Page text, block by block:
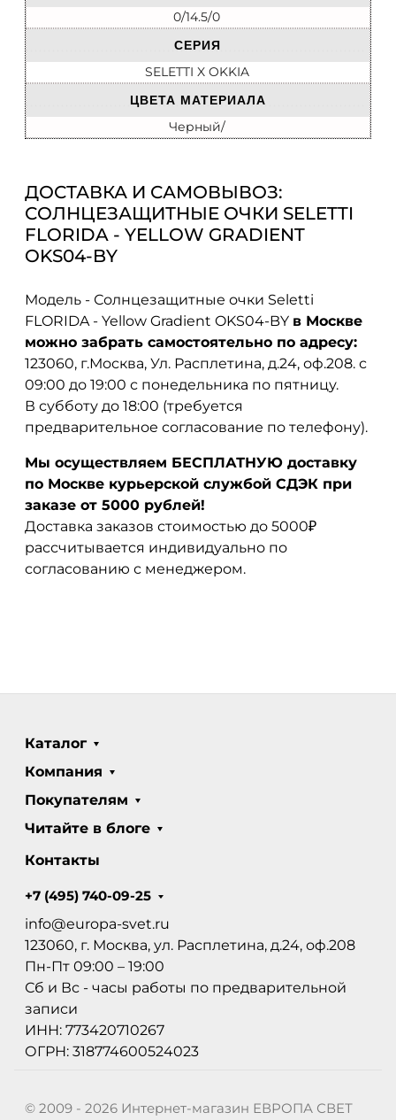
0/14.5/0
СЕРИЯ
SELETTI X OKKIA
ЦВЕТА МАТЕРИАЛА
Черный/
ДОСТАВКА И САМОВЫВОЗ:
СОЛНЦЕЗАЩИТНЫЕ ОЧКИ SELETTI
FLORIDA - YELLOW GRADIENT
OKS04-BY
Модель - Солнцезащитные очки Seletti
FLORIDA - Yellow Gradient OKS04-BY в Москве
можно забрать самостоятельно по адресу:
123060, г.Москва, Ул. Расплетина, д.24, оф.208. с
09:00 до 19:00 с понедельника по пятницу.
В субботу до 18:00 (требуется
предварительное согласование по телефону).
Мы осуществляем БЕСПЛАТНУЮ доставку
по Москве курьерской службой СДЭК при
заказе от 5000 рублей!
Доставка заказов стоимостью до 5000₽
рассчитывается индивидуально по
согласованию с менеджером.
Каталог
Компания
Покупателям
Читайте в блоге
Контакты
+7 (495) 740-09-25
info@europa-svet.ru
123060, г. Москва, ул. Расплетина, д.24, оф.208
Пн-Пт 09:00 – 19:00
Сб и Вс - часы работы по предварительной
записи
ИНН: 773420710267
ОГРН: 318774600524023
© 2009 - 2026 Интернет-магазин ЕВРОПА СВЕТ